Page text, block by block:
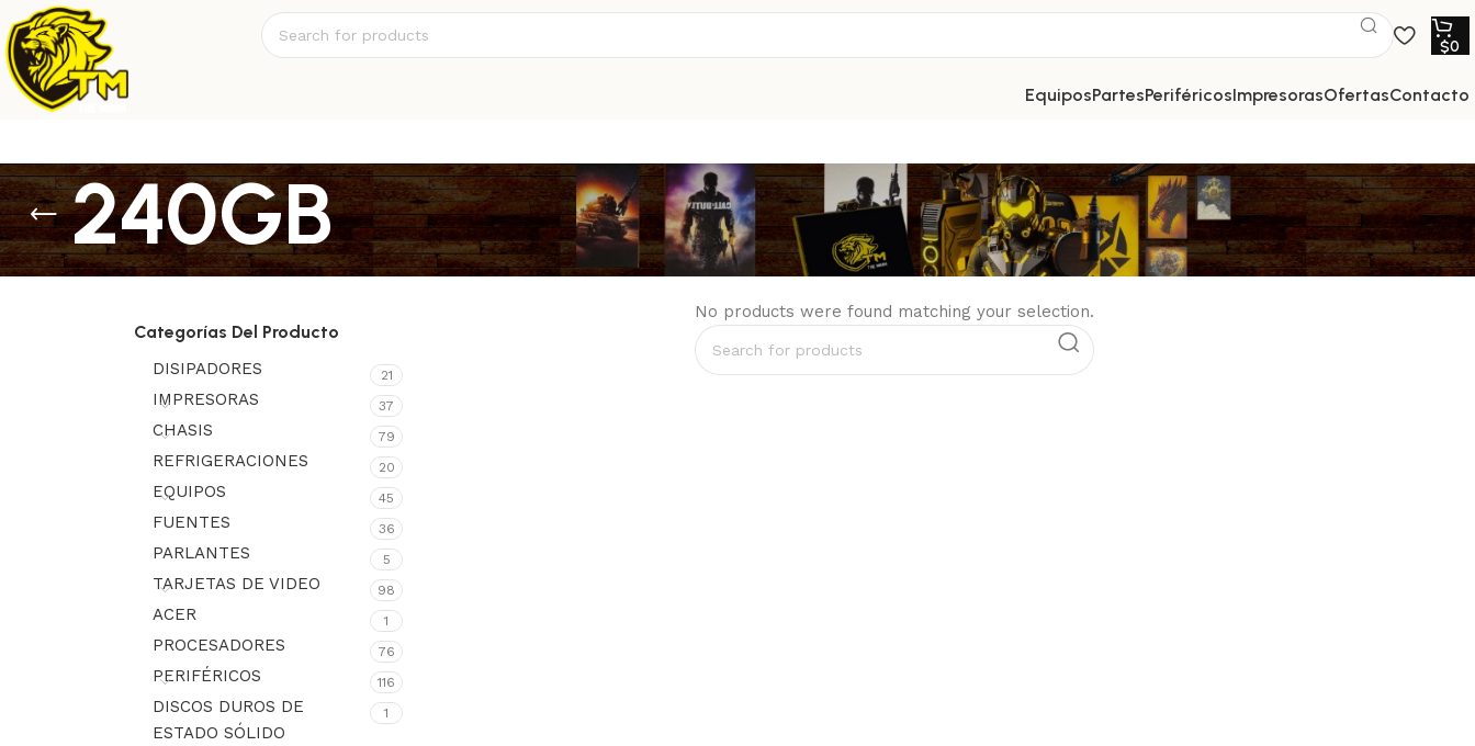
$0
equipos partes periféricos impresoras ofertas contacto
240GB
Categorías Del Producto
DISIPADORES 21
IMPRESORAS 37
CHASIS 79
REFRIGERACIONES 20
EQUIPOS 45
FUENTES 36
PARLANTES 5
TARJETAS DE VIDEO 98
ACER 1
PROCESADORES 76
PERIFÉRICOS 116
DISCOS DUROS DE
ESTADO SÓLIDO
1
No products were found matching your selection.